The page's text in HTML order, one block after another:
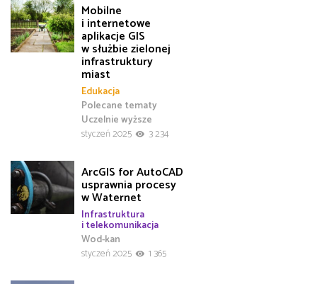
Mobilne
i internetowe
aplikacje GIS
w służbie zielonej
infrastruktury
miast
Edukacja
Polecane tematy
Uczelnie wyższe
styczeń 2025
3 234
ArcGIS for AutoCAD
usprawnia procesy
w Waternet
Infrastruktura
i telekomunikacja
Wod-kan
styczeń 2025
1 365